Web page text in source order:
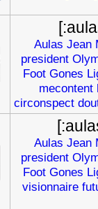
Aulas Jean
president
Foot Gones
mecontent
circonspect
Aulas Jean
president
Foot Gones
visionnaire